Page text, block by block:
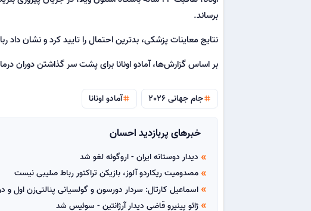
برساند.
نتایج معاینات پزشکی، بدترین احتمال را تایید کرد و نشان
بر اساس گزارش‌ها، آمادو اونانا برای پشت سر گذاشتن دوران درمان و ریکاوری،
tagجام جهانی 2026 tagآمادو اونانا
خبرهای پربازدید احسان
double_arrow دیدار دوستانه ایران - اروگوئه لغو شد
double_arrow مصدومیت ریکاردو آلوز، بازیکن تراکتور رباط صلیبی نیست
double_arrow اسماعیل کارتال: سردار دورسون و گولسیانی پنالتی‌زن اول
double_arrow ژائو پینیرو قاضی دیدار آرژانتین - سوئیس شد